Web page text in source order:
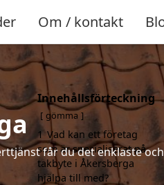
Om / kontakt
får du det enklaste
Innehållsförteckning
gömma
1 Vad kan ett företag
som är specialiserat på
takbyte i Åkersberga
hjälpa till med?